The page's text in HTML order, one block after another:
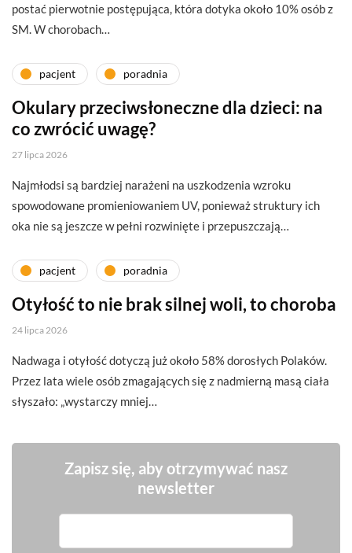
postać pierwotnie postępująca, która dotyka około 10% osób z
SM. W chorobach…
pacjent poradnia
Okulary przeciwsłoneczne dla dzieci: na
co zwrócić uwagę?
27 lipca 2026
Najmłodsi są bardziej narażeni na uszkodzenia wzroku
spowodowane promieniowaniem UV, ponieważ struktury ich
oka nie są jeszcze w pełni rozwinięte i przepuszczają…
pacjent poradnia
Otyłość to nie brak silnej woli, to choroba
24 lipca 2026
Nadwaga i otyłość dotyczą już około 58% dorosłych Polaków.
Przez lata wiele osób zmagających się z nadmierną masą ciała
słyszało: „wystarczy mniej…
Zapisz się, aby otrzymywać nasz
newsletter